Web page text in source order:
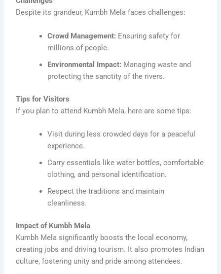
Despite its grandeur, Kumbh Mela faces challenges:
Crowd Management: Ensuring safety for
millions of people.
Environmental Impact: Managing waste and
protecting the sanctity of the rivers.
Tips for Visitors
If you plan to attend Kumbh Mela, here are some tips:
Visit during less crowded days for a peaceful
experience.
Carry essentials like water bottles, comfortable
clothing, and personal identification.
Respect the traditions and maintain
cleanliness.
Impact of Kumbh Mela
Kumbh Mela significantly boosts the local economy,
creating jobs and driving tourism. It also promotes Indian
culture, fostering unity and pride among attendees.